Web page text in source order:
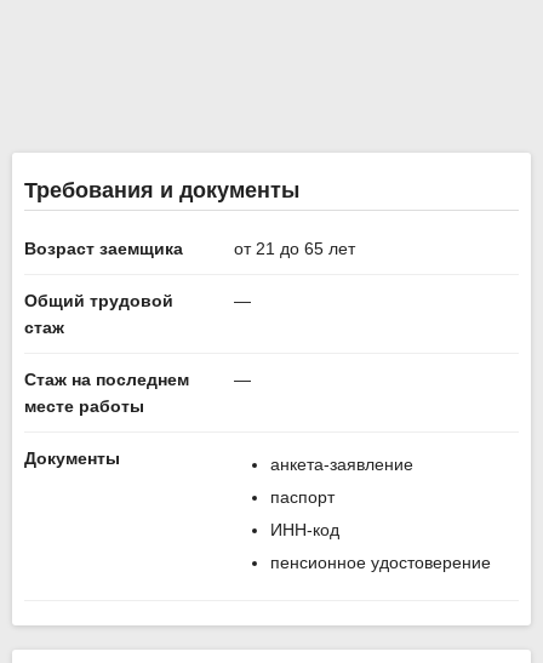
Требования и документы
Возраст заемщика от 21 до 65 лет
Общий трудовой
стаж
—
Стаж на последнем
месте работы
—
Документы
анкета-заявление
паспорт
ИНН-код
пенсионное удостоверение